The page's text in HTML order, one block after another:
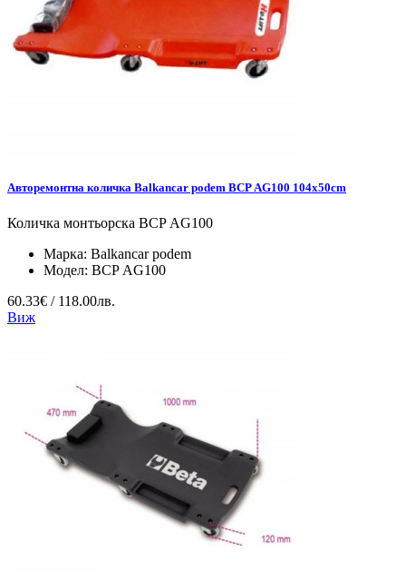
Авторемонтна количка Balkancar podem BCP АG100 104x50cm
Количка монтьорска BCP АG100
Марка: Balkancar podem
Модел: BCP АG100
60.33€ / 118.00лв.
Виж